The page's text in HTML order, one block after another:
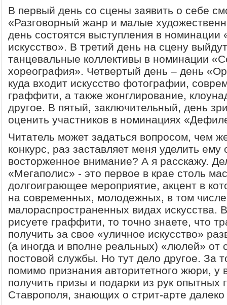
В первый день со сцены заявить о себе
«Разговорный жанр и малые
день состоятся выступления в номинации
искусство». В третий день на сцену
танцевальные коллективы в номинации
хореография». Четвертый день – день
куда входит искусство фотографии,
граффити, а также жонглирование,
другое. В пятый, заключительный, день
оценить участников в номинациях
Читатель может задаться вопросом, чем
конкурс, раз заставляет меня уделить ему
восторженное внимание? А я расскажу.
«Мегаполис» - это первое в крае столь
долгоиграющее мероприятие, акцент в
на современных, молодежных, в том
малораспространенных видах искусства.
рисуете граффити, то точно знаете, что
получить за свое «уличное искусство»
(а иногда и вполне реальных) «люлей» от
постовой службы. Но тут дело другое. За
помимо признания авторитетного жюри, у
получить призы и подарки из рук опытных
Ставрополя, знающих о стрит-арте